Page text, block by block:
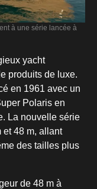
à une série lancée à
yacht
produits de luxe.
en 1961 avec un
Polaris en
La nouvelle série
et 48 m, allant
des tailles plus
de 48 m à